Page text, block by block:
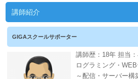
講師紹介
GIGAスクールサポーター
講師歴：18年 担当
ログラミング・
～配信・サーバー構